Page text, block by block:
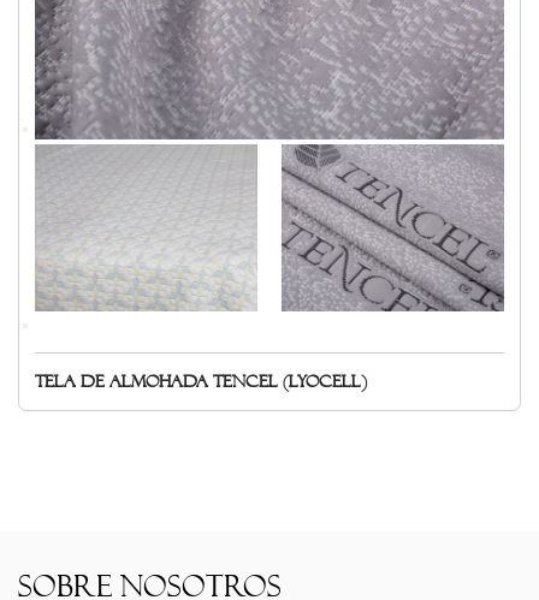
ecológicos.
Construcción:
Tejido: Satén, percal, sarga
Beneficios:
Satén: Disfrute de una sensación tersa, suave y lujosa con un
brillo sutil para darle un toque de elegancia.
Percal: Experimente la textura nítida, fresca y transpirable
con un acabado mate para una experiencia de sueño
refrescante.
versátil que resiste el paso del tiempo.
Nota: Estas son telas utilizadas para hacer almohadas, no
Tela de almohada Tencel (Lyocell)
Sobre nosotros